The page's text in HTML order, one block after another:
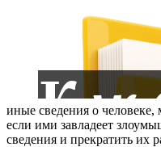
иные сведения о человеке,
если ими завладеет
сведения и прекратить их